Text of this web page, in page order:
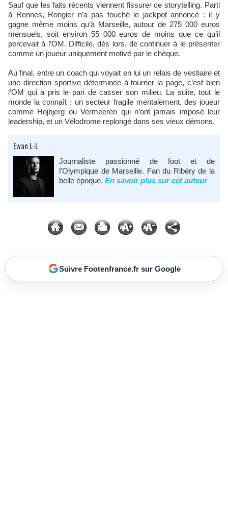
Sauf que les faits récents viennent fissurer ce storytelling. Parti
à Rennes, Rongier n’a pas touché le jackpot annoncé : il y
gagne même moins qu’à Marseille, autour de 275 000 euros
mensuels, soit environ 55 000 euros de moins que ce qu’il
percevait à l’OM. Difficile, dès lors, de continuer à le présenter
comme un joueur uniquement motivé par le chèque.
Au final, entre un coach qui voyait en lui un relais de vestiaire et
une direction sportive déterminée à tourner la page, c’est bien
l’OM qui a pris le pari de casser son milieu. La suite, tout le
monde la connaît : un secteur fragile mentalement, des joueur
comme Hojbjerg ou Vermeeren qui n’ont jamais imposé leur
leadership, et un Vélodrome replongé dans ses vieux démons.
Ewan L-L
Journaliste passionné de foot et de
l'Olympique de Marseille. Fan du Ribéry de la
belle époque. En savoir plus sur cet auteur
Suivre Footenfrance.fr sur Google